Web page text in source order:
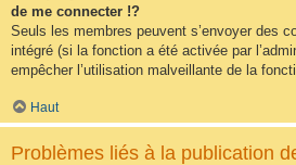
de me connecter !?
Seuls les membres peuvent s’envoyer des
intégré (si la fonction a été activée par
empêcher l’utilisation malveillante de la
Haut
Problèmes liés à la publication